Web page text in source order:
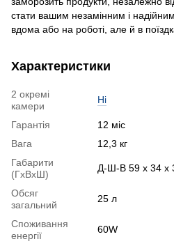
стати вашим незамінним і
вдома або на роботі, але й в
Характеристики
2 окремі
камери
Ні
Гарантія
12 міс
Вага
12,3 кг
Габарити
(ГхВхШ)
Д-Ш-В 59 х 34 х
Обсяг
загальний
25 л
Споживання
енергії
60W